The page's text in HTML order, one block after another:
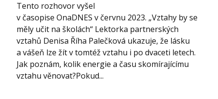
Tento rozhovor vyšel
v časopise OnaDNES v červnu 2023. „Vztahy by se
měly učit na školách“ Lektorka partnerských
vztahů Denisa Říha Palečková ukazuje, že lásku
a vášeň lze žít v tomtéž vztahu i po dvaceti letech.
Jak poznám, kolik energie a času skomírajícímu
vztahu věnovat?Pokud...